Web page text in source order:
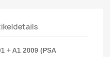
+ A1 2009 (PSA